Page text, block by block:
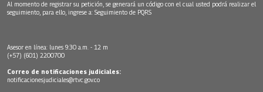
Al momento de registrar su petición, se generará un código con el cual usted podrá realizar el
seguimiento, para ello, ingrese a: Seguimiento de PQRS
Asesor en línea: lunes 9:30 a.m. - 12 m
(+57) (601) 2200700
Correo de notificaciones judiciales:
notificacionesjudiciales@rtvc.gov.co